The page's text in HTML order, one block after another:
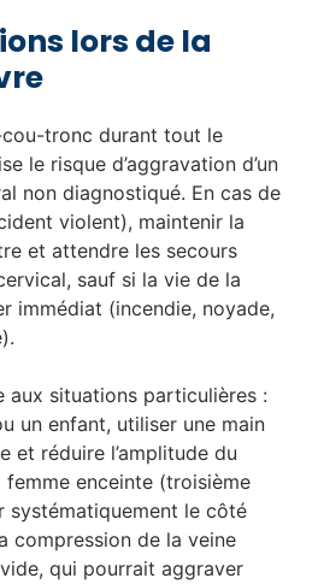
lors de la
cou-tronc durant tout le
le risque d’aggravation d’un
non diagnostiqué. En cas de
violent), maintenir la
et attendre les secours
sauf si la vie de la
immédiat (incendie, noyade,
aux situations particulières :
un enfant, utiliser une main
et réduire l’amplitude du
femme enceinte (troisième
systématiquement le côté
compression de la veine
qui pourrait aggraver